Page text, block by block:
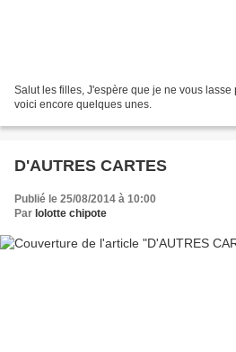
Salut les filles, J'espère que je ne vous lasse
voici encore quelques unes.
D'AUTRES CARTES
Publié le 25/08/2014 à 10:00
Par lolotte chipote